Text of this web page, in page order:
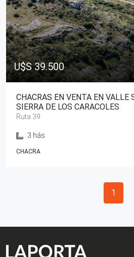
U$S 39.500
CHACRAS EN VENTA EN VALLE
SIERRA DE LOS CARACOLES
Ruta 39
3 hás
CHACRA
1